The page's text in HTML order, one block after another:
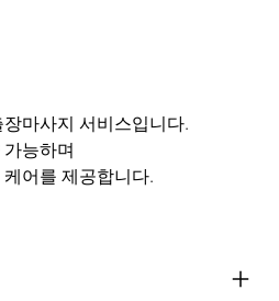
마사지 서비스입니다.
능하며
어를 제공합니다.